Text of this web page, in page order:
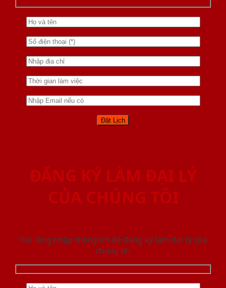
ĐĂNG KÝ LÀM ĐẠI LÝ
CỦA CHÚNG TÔI
Vui lòng nhập thông tin để đăng ký làm đại lý của
chúng tôi